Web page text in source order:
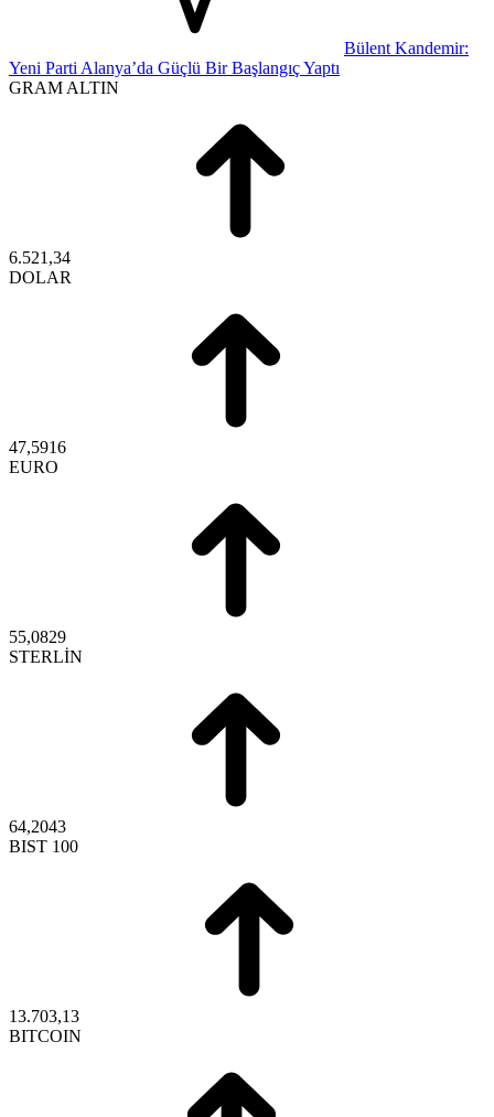
Bülent Kandemir:
Yeni Parti Alanya’da Güçlü Bir Başlangıç Yaptı
GRAM ALTIN
6.521,34
DOLAR
47,5916
EURO
55,0829
STERLİN
64,2043
BIST 100
13.703,13
BITCOIN